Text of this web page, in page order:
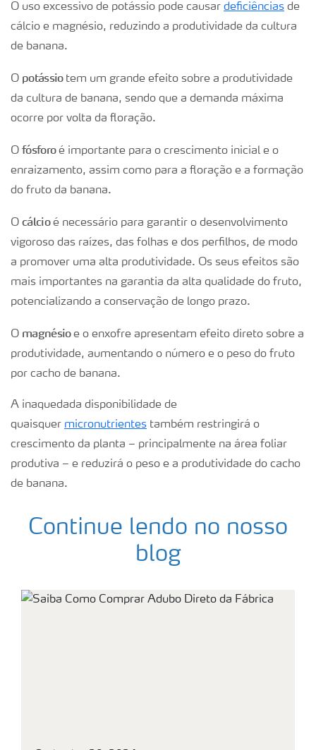
O uso excessivo de potássio pode causar deficiências de
cálcio e magnésio, reduzindo a produtividade da cultura
de banana.
O potássiotem um grande efeito sobre a produtividade
da cultura de banana, sendo que a demanda máxima
ocorre por volta da floração.
O fósforoé importante para o crescimento inicial e o
enraizamento, assim como para a floração e a formação
do fruto da banana.
O cálcioé necessário para garantir o desenvolvimento
vigoroso das raízes, das folhas e dos perfilhos, de modo
a promover uma alta produtividade. Os seus efeitos são
mais importantes na garantia da alta qualidade do fruto,
potencializando a conservação de longo prazo.
O magnésioe o enxofre apresentam efeito direto sobre a
produtividade, aumentando o número e o peso do fruto
por cacho de banana.
A inaquedada disponibilidade de
quaisquer micronutrientes também restringirá o
crescimento da planta – principalmente na área foliar
produtiva – e reduzirá o peso e a produtividade do cacho
de banana.
Continue lendo no nosso
blog